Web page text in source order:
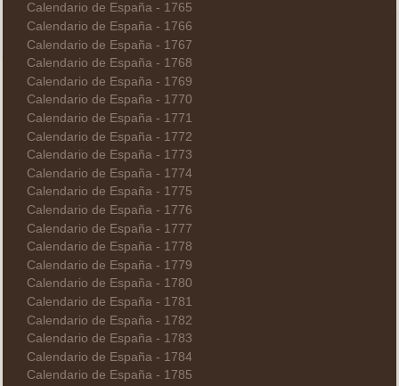
Calendario de España - 1765
Calendario de España - 1766
Calendario de España - 1767
Calendario de España - 1768
Calendario de España - 1769
Calendario de España - 1770
Calendario de España - 1771
Calendario de España - 1772
Calendario de España - 1773
Calendario de España - 1774
Calendario de España - 1775
Calendario de España - 1776
Calendario de España - 1777
Calendario de España - 1778
Calendario de España - 1779
Calendario de España - 1780
Calendario de España - 1781
Calendario de España - 1782
Calendario de España - 1783
Calendario de España - 1784
Calendario de España - 1785